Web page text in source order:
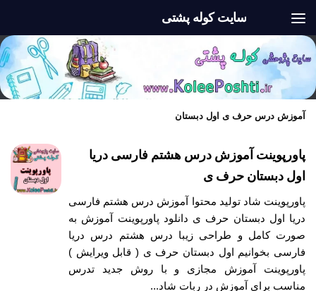
سایت کوله پشتی
آموزش درس حرف ی اول دبستان
پاورپوینت آموزش درس هشتم فارسی دریا
اول دبستان حرف ی
پاورپوینت شاد تولید محتوا آموزش درس هشتم فارسی
دریا اول دبستان حرف ی دانلود پاورپوینت آموزش به
صورت کامل و طراحی زیبا درس هشتم درس دریا
فارسی بخوانیم اول دبستان حرف ی ( قابل ویرایش )
پاورپوینت آموزش مجازی و با روش جدید تدرس
مناسب برای آموزش در ربات شاد...